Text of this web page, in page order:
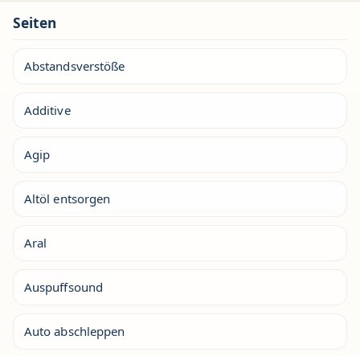
Seiten
Abstandsverstöße
Additive
Agip
Altöl entsorgen
Aral
Auspuffsound
Auto abschleppen